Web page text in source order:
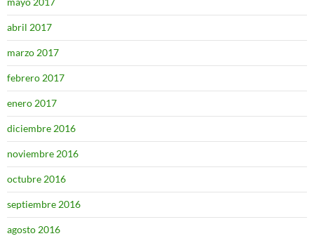
abril 2017
marzo 2017
febrero 2017
enero 2017
diciembre 2016
noviembre 2016
octubre 2016
septiembre 2016
agosto 2016